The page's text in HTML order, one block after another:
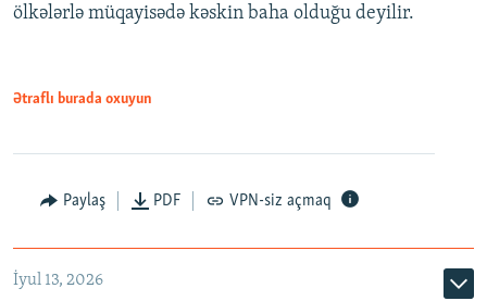
ölkələrlə müqayisədə kəskin baha olduğu deyilir.
Ətraflı burada oxuyun
Paylaş PDF VPN-siz açmaq
İyul 13, 2026